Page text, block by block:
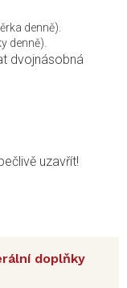
denně).
denně).
dvojnásobná
uzavřít!
doplňky